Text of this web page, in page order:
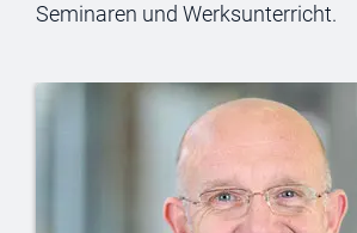
Seminaren und Werksunterricht.